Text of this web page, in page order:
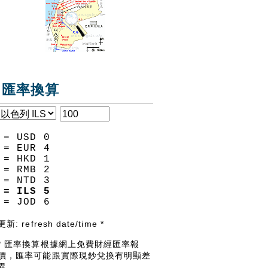
匯率換算
= USD 0
= EUR 4
= HKD 1
= RMB 2
= NTD 3
= ILS 5
= JOD 6
新: refresh date/time *
匯率換算根據網上免費財經匯率報
，匯率可能跟實際現鈔兌換有明顯差